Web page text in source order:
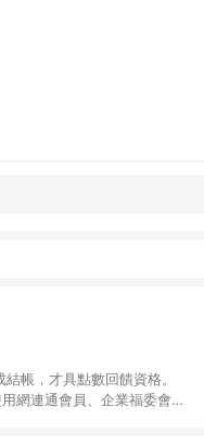
帳，才具點數回饋資格。
網連通會員、企業福委會員